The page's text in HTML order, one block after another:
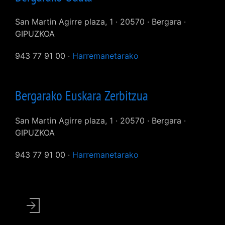
San Martin Agirre plaza, 1 · 20570 · Bergara ·
GIPUZKOA
943 77 91 00 · Harremanetarako
Bergarako Euskara Zerbitzua
San Martin Agirre plaza, 1 · 20570 · Bergara ·
GIPUZKOA
943 77 91 00 · Harremanetarako
User
account